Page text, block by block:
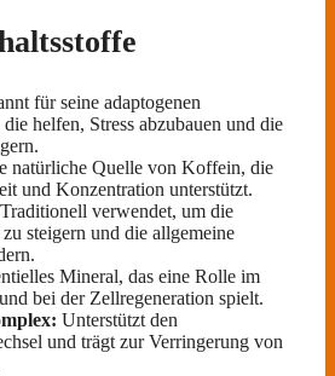
für seine adaptogenen
helfen, Stress abzubauen und die
natürliche Quelle von Koffein, die
und Konzentration unterstützt.
Traditionell verwendet, um die
steigern und die allgemeine
Mineral, das eine Rolle im
bei der Zellregeneration spielt.
Unterstützt den
und trägt zur Verringerung von